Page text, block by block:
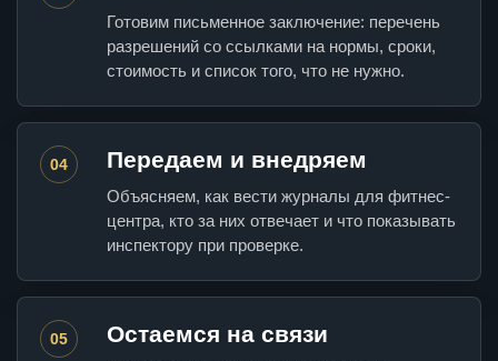
Готовим письменное заключение: перечень
разрешений со ссылками на нормы, сроки,
стоимость и список того, что не нужно.
04 Передаем и внедряем
Объясняем, как вести журналы для фитнес-
центра, кто за них отвечает и что показывать
инспектору при проверке.
05 Остаемся на связи